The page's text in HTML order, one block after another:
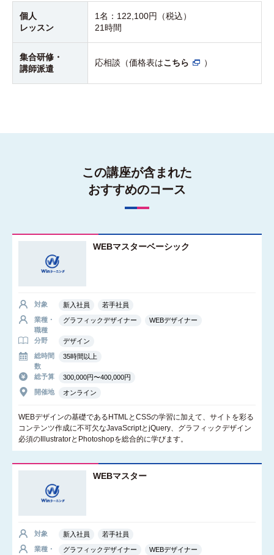
個人
レッスン
1名： 122,100円（税込）
21時間
集合研修・
講師派遣
応相談（価格表はこちら ）
この講座が含まれた
おすすめのコース
WEBマスターベーシック
対象 新入社員
若手社員
業種・
職種
グラフィックデザイナー WEBデザイナー
分野
デザイン
総時間
数
35時間以上
総予算
300,000円〜400,000円
開催地
オンライン
WEBデザインの基礎であるHTMLとCSSの学習に加えて、サイトを彩る
コンテンツ作成に不可欠なJavaScriptとjQuery、グラフィックデザイン
必須のIllustratorとPhotoshopを総合的に学びます。
WEBマスター
対象 新入社員
若手社員
業種・
グラフィックデザイナー WEBデザイナー